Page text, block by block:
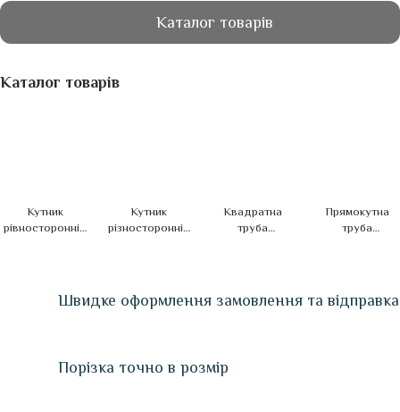
Каталог товарів
Каталог товарів
Кутник
рівносторонній
Кутник
різносторонній
Квадратна
труба
Прямокутна
труба
Швидке оформлення замовлення та відправка
Порізка точно в розмір